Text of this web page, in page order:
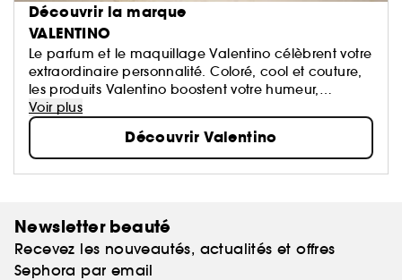
Découvrir la marque
VALENTINO
Le parfum et le maquillage Valentino célèbrent votre
extraordinaire personnalité. Coloré, cool et couture,
les produits Valentino boostent votre humeur,
éveillent votre sensorialité et vous permettent
d’exprimer votre créativité.​
Valentino Beauty. De multiples façons d’être vous.​
Voir plus
Découvrir Valentino
Newsletter beauté
Recevez les nouveautés, actualités et offres
Sephora par email